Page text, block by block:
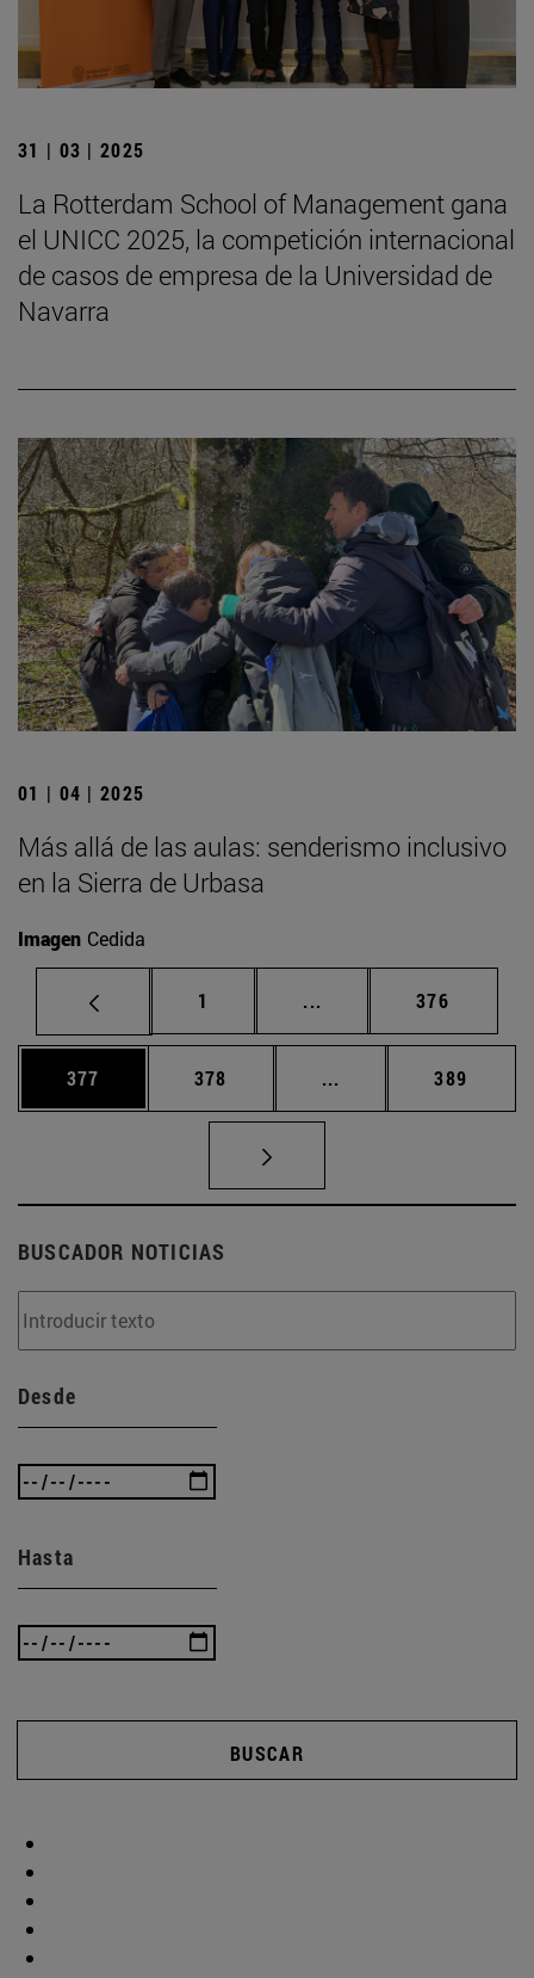
31 | 03 | 2025
La Rotterdam School of Management gana
el UNICC 2025, la competición internacional
de casos de empresa de la Universidad de
Navarra
01 | 04 | 2025
Más allá de las aulas: senderismo inclusivo
en la Sierra de Urbasa
Imagen Cedida
Página
1 ... Páginas intermedias
Página
376
Página
377 Página
378 ... Páginas intermedias
Página
389
BUSCADOR NOTICIAS
Desde
Hasta
BUSCAR